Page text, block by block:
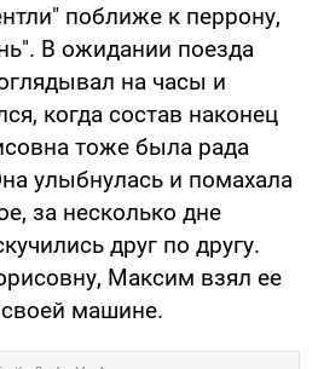
поближе к перрону,
В ожидании поезда
на часы и
когда состав наконец
тоже была рада
улыбнулась и помахала
за несколько дне
друг по другу.
Максим взял ее
машине.